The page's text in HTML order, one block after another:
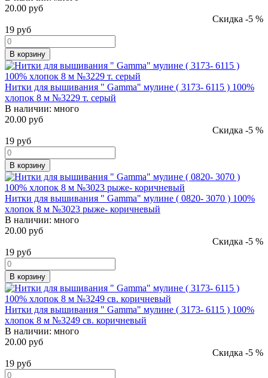
20.00 руб
Скидка -5 %
19 руб
В корзину
Нитки для вышивания " Gamma" мулине ( 3173- 6115 ) 100%
хлопок 8 м №3229 т. серый
В наличии: много
20.00 руб
Скидка -5 %
19 руб
В корзину
Нитки для вышивания " Gamma" мулине ( 0820- 3070 ) 100%
хлопок 8 м №3023 рыже- коричневый
В наличии: много
20.00 руб
Скидка -5 %
19 руб
В корзину
Нитки для вышивания " Gamma" мулине ( 3173- 6115 ) 100%
хлопок 8 м №3249 св. коричневый
В наличии: много
20.00 руб
Скидка -5 %
19 руб